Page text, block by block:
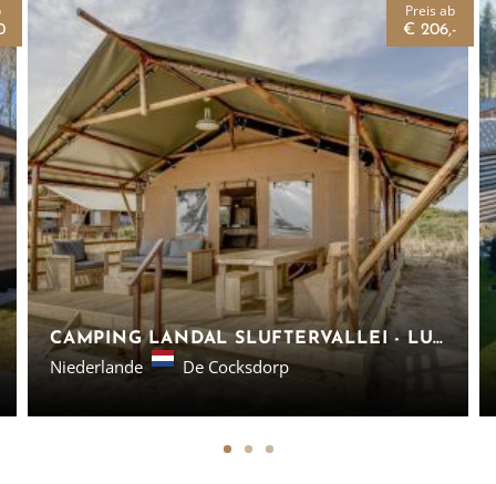
CAMPING LANDAL SLUFTERVALLEI - LUXURIÖSE SAFARIZELTE
Niederlande De Cocksdorp
Preis ab
€ 206,-